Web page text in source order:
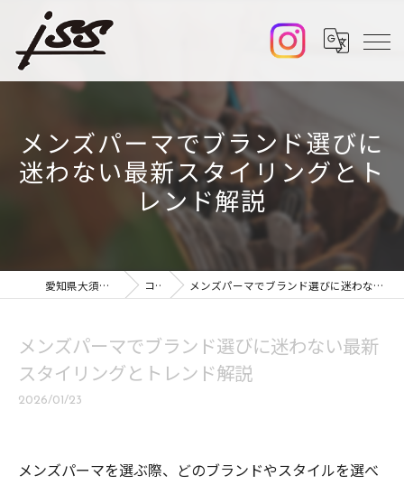
メンズパーマでブランド選びに
迷わない最新スタイリングとト
レンド解説
愛知県大須の美容室ならiss コラム メンズパーマでブランド選びに迷わない最新スタイリングとトレンド解説
メンズパーマでブランド選びに迷わない最新
スタイリングとトレンド解説
2026/01/23
メンズパーマを選ぶ際、どのブランドやスタイルを選べ